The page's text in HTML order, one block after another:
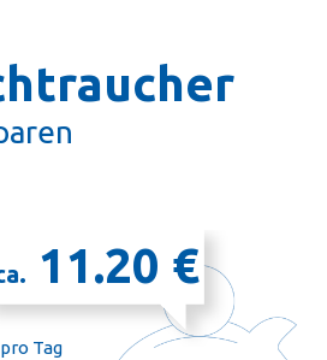
Tag
11.20 €